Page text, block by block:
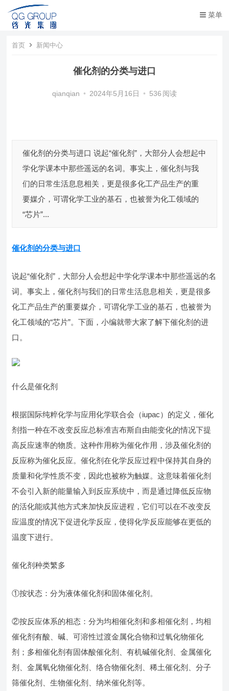
菜单
首页 新闻中心
催化剂的分类与进口
qianqian • 2024年5月16日 • 536 阅读
催化剂的分类与进口 说起“催化剂”，大部分人会想起中
学化学课本中那些遥远的名词。事实上，催化剂与我
们的日常生活息息相关，更是很多化工产品生产的重
要媒介，可谓化学工业的基石，也被誉为化工领域的
“芯片”...
催化剂的分类与进口
说起“催化剂”，大部分人会想起中学化学课本中那些遥远的名
词。事实上，催化剂与我们的日常生活息息相关，更是很多
化工产品生产的重要媒介，可谓化学工业的基石，也被誉为
化工领域的“芯片”。下面，小编就带大家了解下催化剂的进
口。
什么是催化剂
根据国际纯粹化学与应用化学联合会（iupac）的定义，催化
剂指一种在不改变反应总标准吉布斯自由能变化的情况下提
高反应速率的物质。这种作用称为催化作用，涉及催化剂的
反应称为催化反应。催化剂在化学反应过程中保持其自身的
质量和化学性质不变，因此也被称为触媒。这意味着催化剂
不会引入新的能量输入到反应系统中，而是通过降低反应物
的活化能或其他方式来加快反应进程，它们可以在不改变反
应温度的情况下促进化学反应，使得化学反应能够在更低的
温度下进行。
催化剂种类繁多
①按状态：分为液体催化剂和固体催化剂。
②按反应体系的相态：分为均相催化剂和多相催化剂，均相
催化剂有酸、碱、可溶性过渡金属化合物和过氧化物催化
剂；多相催化剂有固体酸催化剂、有机碱催化剂、金属催化
剂、金属氧化物催化剂、络合物催化剂、稀土催化剂、分子
筛催化剂、生物催化剂、纳米催化剂等。